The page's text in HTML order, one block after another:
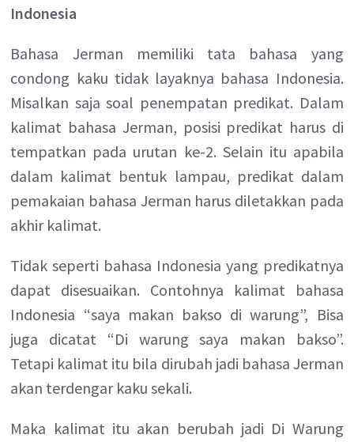
Indonesia
Bahasa Jerman memiliki tata bahasa yang
condong kaku tidak layaknya bahasa Indonesia.
Misalkan saja soal penempatan predikat. Dalam
kalimat bahasa Jerman, posisi predikat harus di
tempatkan pada urutan ke-2. Selain itu apabila
dalam kalimat bentuk lampau, predikat dalam
pemakaian bahasa Jerman harus diletakkan pada
akhir kalimat.
Tidak seperti bahasa Indonesia yang predikatnya
dapat disesuaikan. Contohnya kalimat bahasa
Indonesia “saya makan bakso di warung”, Bisa
juga dicatat “Di warung saya makan bakso”.
Tetapi kalimat itu bila dirubah jadi bahasa Jerman
akan terdengar kaku sekali.
Maka kalimat itu akan berubah jadi Di Warung